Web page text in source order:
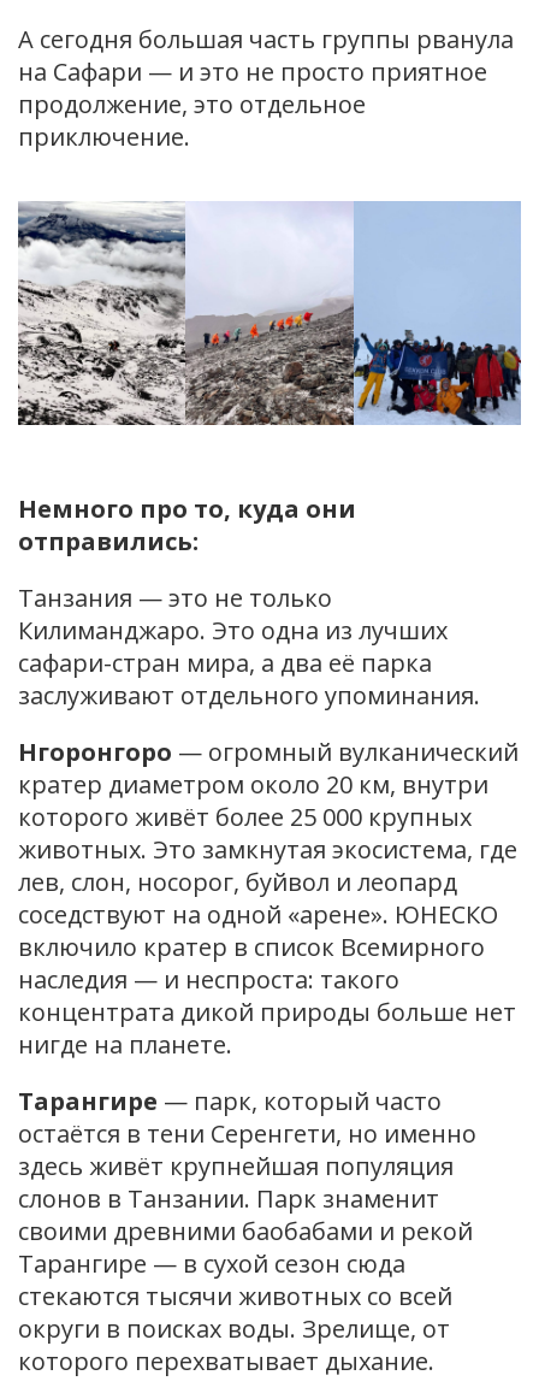
А сегодня большая часть группы рванула
на Сафари — и это не просто приятное
продолжение, это отдельное
приключение.
Немного про то, куда они
отправились:
Танзания — это не только
Килиманджаро. Это одна из лучших
сафари-стран мира, а два её парка
заслуживают отдельного упоминания.
Нгоронгоро — огромный вулканический
кратер диаметром около 20 км, внутри
которого живёт более 25 000 крупных
животных. Это замкнутая экосистема, где
лев, слон, носорог, буйвол и леопард
соседствуют на одной «арене». ЮНЕСКО
включило кратер в список Всемирного
наследия — и неспроста: такого
концентрата дикой природы больше нет
нигде на планете.
Тарангире — парк, который часто
остаётся в тени Серенгети, но именно
здесь живёт крупнейшая популяция
слонов в Танзании. Парк знаменит
своими древними баобабами и рекой
Тарангире — в сухой сезон сюда
стекаются тысячи животных со всей
округи в поисках воды. Зрелище, от
которого перехватывает дыхание.